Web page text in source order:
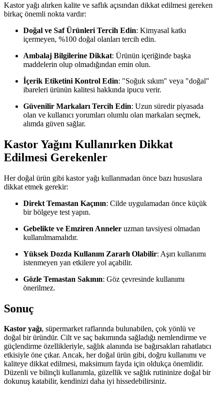
Kastor yağı alırken kalite ve saflık açısından dikkat edilmesi gereken
birkaç önemli nokta vardır:
Doğal ve Saf Ürünleri Tercih Edin: Kimyasal katkı
içermeyen, %100 doğal olanları tercih edin.
Ambalaj Bilgilerine Dikkat: Ürünün içeriğinde başka
maddelerin olup olmadığından emin olun.
İçerik Etiketini Kontrol Edin: "Soğuk sıkım" veya "doğal"
ibareleri ürünün kalitesi hakkında ipucu verir.
Güvenilir Markaları Tercih Edin: Uzun süredir piyasada
olan ve kullanıcı yorumları olumlu olan markaları seçmek,
alımda güven sağlar.
Kastor Yağını Kullanırken Dikkat
Edilmesi Gerekenler
Her doğal ürün gibi kastor yağı kullanmadan önce bazı hususlara
dikkat etmek gerekir:
Direkt Temastan Kaçının: Cilde uygulamadan önce küçük
bir bölgeye test yapın.
Gebelikte ve Emziren Anneler uzman tavsiyesi olmadan
kullanılmamalıdır.
Yüksek Dozda Kullanım Zararlı Olabilir: Aşırı kullanımı
istenmeyen yan etkilere yol açabilir.
Gözle Temastan Sakının: Göz çevresinde kullanımı
önerilmez.
Sonuç
Kastor yağı, süpermarket raflarında bulunabilen, çok yönlü ve
doğal bir üründür. Cilt ve saç bakımında sağladığı nemlendirme ve
güçlendirme özellikleriyle, sağlık alanında ise bağırsakları rahatlatıcı
etkisiyle öne çıkar. Ancak, her doğal ürün gibi, doğru kullanımı ve
kaliteye dikkat edilmesi, maksimum fayda için oldukça önemlidir.
Düzenli ve bilinçli kullanımla, güzellik ve sağlık rutininize doğal bir
dokunuş katabilir, kendinizi daha iyi hissedebilirsiniz.